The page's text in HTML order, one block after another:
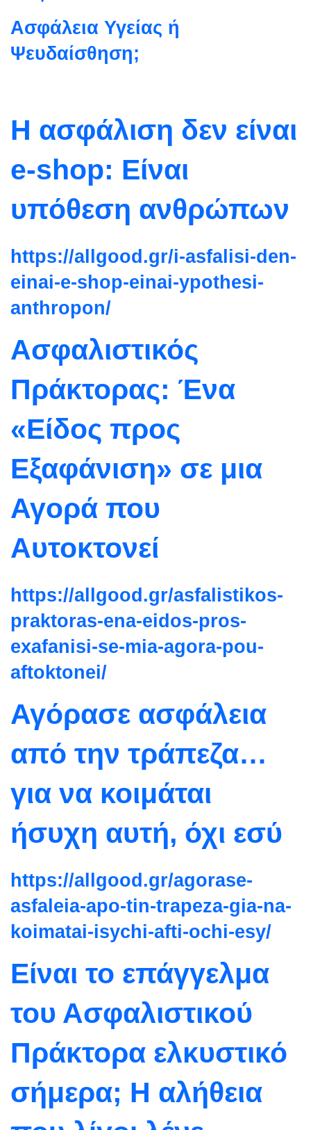
Ασφάλεια Υγείας ή
Ψευδαίσθηση;
Η ασφάλιση δεν είναι
e-shop: Είναι
υπόθεση ανθρώπων
https://allgood.gr/i-asfalisi-den-
einai-e-shop-einai-ypothesi-
anthropon/
Ασφαλιστικός
Πράκτορας: Ένα
«Είδος προς
Εξαφάνιση» σε μια
Αγορά που
Αυτοκτονεί
https://allgood.gr/asfalistikos-
praktoras-ena-eidos-pros-
exafanisi-se-mia-agora-pou-
aftoktonei/
Αγόρασε ασφάλεια
από την τράπεζα…
για να κοιμάται
ήσυχη αυτή, όχι εσύ
https://allgood.gr/agorase-
asfaleia-apo-tin-trapeza-gia-na-
koimatai-isychi-afti-ochi-esy/
Είναι το επάγγελμα
του Ασφαλιστικού
Πράκτορα ελκυστικό
σήμερα; Η αλήθεια